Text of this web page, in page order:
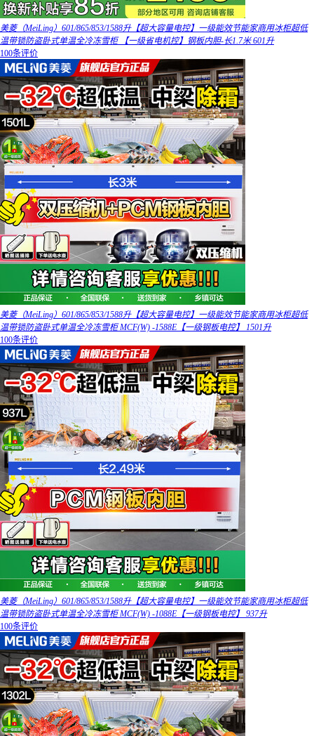
美菱（MeiLing）601/865/853/1588升【超大容量电控】一级能效节能家商用冰柜超低
温带锁防盗卧式单温全冷冻雪柜 【一级省电机控】钢板内胆-长1.7米 601升
100条评价
美菱（MeiLing）601/865/853/1588升【超大容量电控】一级能效节能家商用冰柜超低
温带锁防盗卧式单温全冷冻雪柜 MCF(W) -1588E【一级钢板电控】 1501升
100条评价
美菱（MeiLing）601/865/853/1588升【超大容量电控】一级能效节能家商用冰柜超低
温带锁防盗卧式单温全冷冻雪柜 MCF(W) -1088E【一级钢板电控】 937升
100条评价